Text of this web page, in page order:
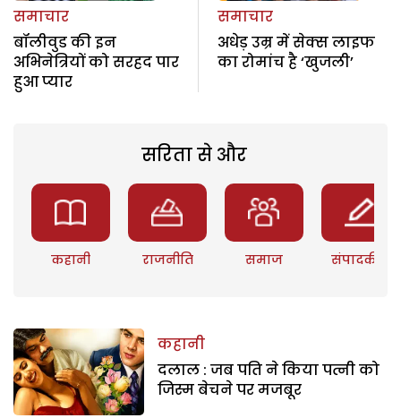
समाचार
बॉलीवुड की इन
अभिनेत्रियों को सरहद पार
हुआ प्यार
समाचार
अधेड़ उम्र में सेक्स लाइफ
का रोमांच है ‘खुजली’
सरिता से और
कहानी राजनीति समाज संपादकीय
कहानी
दलाल : जब पति ने किया पत्नी को
जिस्म बेचने पर मजबूर